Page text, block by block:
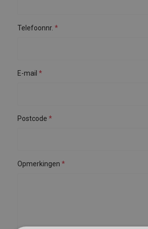
Telefoonnr.
E-mail
Postcode
Opmerkingen